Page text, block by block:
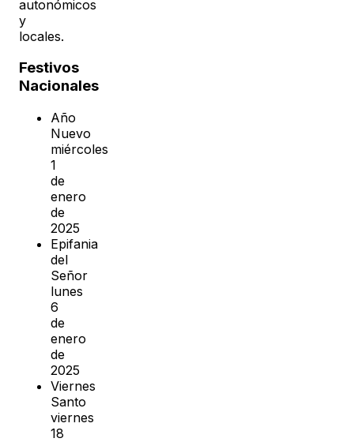
autonómicos
y
locales.
Festivos
Nacionales
Año
Nuevo
miércoles
1
de
enero
de
2025
Epifania
del
Señor
lunes
6
de
enero
de
2025
Viernes
Santo
viernes
18